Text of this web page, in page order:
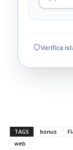
Verifica
TAGS bonus
web